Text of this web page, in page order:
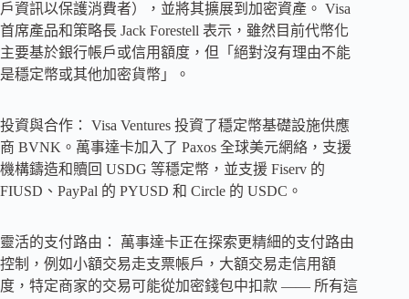
戶資訊以保護消費者），並將其擴展到加密資產。 Visa
首席產品和策略長 Jack Forestell 表示，雖然目前代幣化
主要基於銀行帳戶或信用額度，但「絕對沒有理由不能
是穩定幣或其他加密貨幣」。
投資與合作： Visa Ventures 投資了穩定幣基礎設施供應
商 BVNK。萬事達卡加入了 Paxos 全球美元網絡，支援
機構鑄造和贖回 USDG 等穩定幣，並支援 Fiserv 的
FIUSD、PayPal 的 PYUSD 和 Circle 的 USDC。
靈活的支付路由： 萬事達卡正在探索更精細的支付路由
控制，例如小額交易走支票帳戶，大額交易走信用額
度，特定商家的交易可能從加密錢包中扣款 —— 所有這